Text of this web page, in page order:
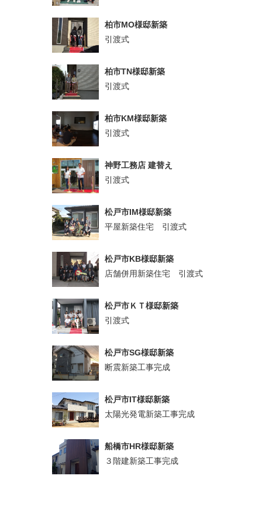
柏市MO様邸新築
引渡式
柏市TN様邸新築
引渡式
柏市KM様邸新築
引渡式
神野工務店 建替え
引渡式
松戸市IM様邸新築
平屋新築住宅 引渡式
松戸市KB様邸新築
店舗併用新築住宅 引渡式
松戸市ＫＴ様邸新築
引渡式
松戸市SG様邸新築
断震新築工事完成
松戸市IT様邸新築
太陽光発電新築工事完成
船橋市HR様邸新築
３階建新築工事完成